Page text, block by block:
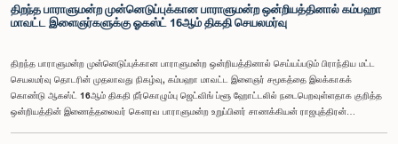
திறந்த பாராளுமன்ற முன்னெடுப்புக்கான பாராளுமன்ற ஒன்றியத்தினால் கம்பஹா
மாவட்ட இளைஞர்களுக்கு ஓகஸ்ட் 16ஆம் திகதி செயலமர்வு
திறந்த பாராளுமன்ற முன்னெடுப்புக்கான பாராளுமன்ற ஒன்றியத்தினால் செய்யப்படும் பிராந்திய மட்ட
செயலமர்வு தொடரின் முதலாவது நிகழ்வு, கம்பஹா மாவட்ட இளைஞர் சமூகத்தை இலக்காகக்
கொண்டு ஆகஸ்ட் 16ஆம் திகதி நீர்கொழும்பு ஜெட்விங் ப்ளூ ஹோட்டலில் நடைபெறவுள்ளதாக குறித்த
ஒன்றியத்தின் இணைத்தலைவர் கௌரவ பாராளுமன்ற உறுப்பினர் சாணக்கியன் ராஜபுத்திரன்